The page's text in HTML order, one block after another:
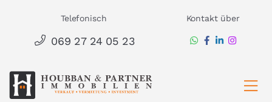
springen
Telefonisch
069 27 24 05 23
Kontakt über